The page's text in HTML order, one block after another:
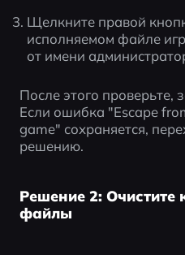
Щелкните правой
исполняемом файле
от имени
После этого проверьте,
Если ошибка "Escape
game" сохраняется,
решению.
Решение 2:
файлы